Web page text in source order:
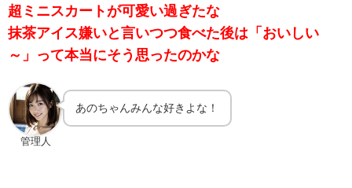
超ミニスカートが可愛い過ぎたな
抹茶アイス嫌いと言いつつ食べた後は「おいしい
～」って本当にそう思ったのかな
管理人
あのちゃんみんな好きよな！